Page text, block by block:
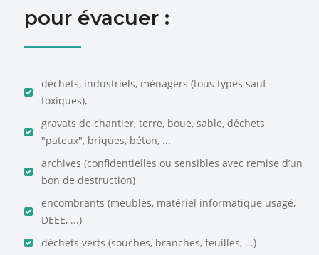
pour évacuer :
déchets, industriels, ménagers (tous types sauf
toxiques),
gravats de chantier, terre, boue, sable, déchets
"pateux", briques, béton, ...
archives (confidentielles ou sensibles avec remise d’un
bon de destruction)
encombrants (meubles, matériel informatique usagé,
DEEE, ...)
déchets verts (souches, branches, feuilles, ...)